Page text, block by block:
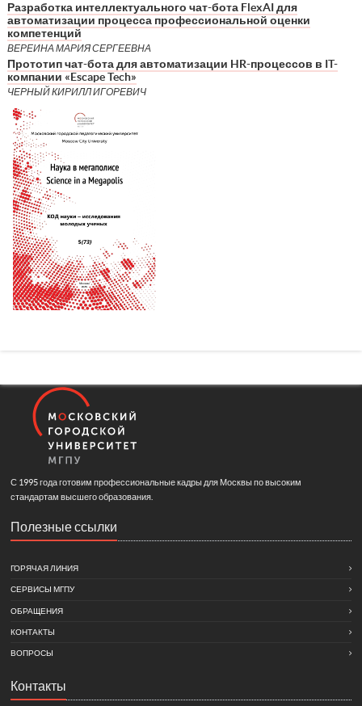
Разработка интеллектуального чат-бота FlexAI для
автоматизации процесса профессиональной оценки
компетенций
ВЕРЕИНА МАРИЯ СЕРГЕЕВНА
Прототип чат-бота для автоматизации HR-процессов в IT-
компании «Escape Tech»
ЧЕРНЫЙ КИРИЛЛ ИГОРЕВИЧ
С 1995 года готовим профессиональные кадры для Москвы по высоким
стандартам высшего образования.
Полезные ссылки
ГОРЯЧАЯ ЛИНИЯ
СЕРВИСЫ МГПУ
ОБРАЩЕНИЯ
КОНТАКТЫ
ВОПРОСЫ
Контакты